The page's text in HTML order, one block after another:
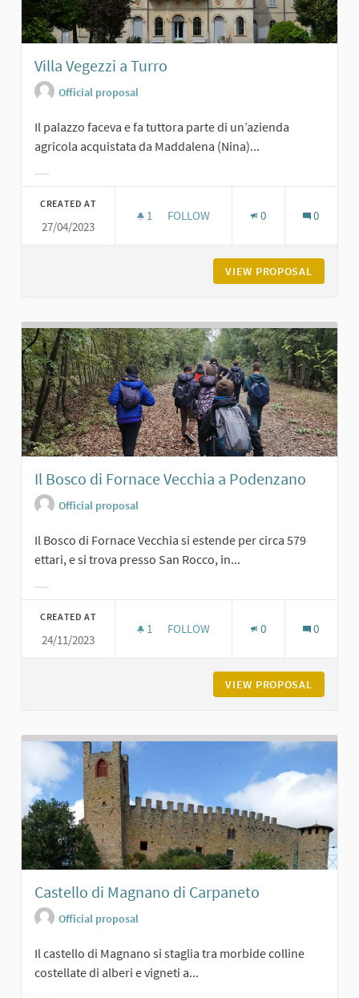
Villa Vegezzi a Turro
Official proposal
Il palazzo faceva e fa tuttora parte di un’azienda
agricola acquistata da Maddalena (Nina)...
CREATED AT
27/04/2023
1 1 FOLLOWER
FOLLOW 0 0
VIEW PROPOSAL
Il Bosco di Fornace Vecchia a Podenzano
Official proposal
Il Bosco di Fornace Vecchia si estende per circa 579
ettari, e si trova presso San Rocco, in...
CREATED AT
24/11/2023
1 1 FOLLOWER
FOLLOW 0 0
VIEW PROPOSAL
Castello di Magnano di Carpaneto
Official proposal
Il castello di Magnano si staglia tra morbide colline
costellate di alberi e vigneti a...